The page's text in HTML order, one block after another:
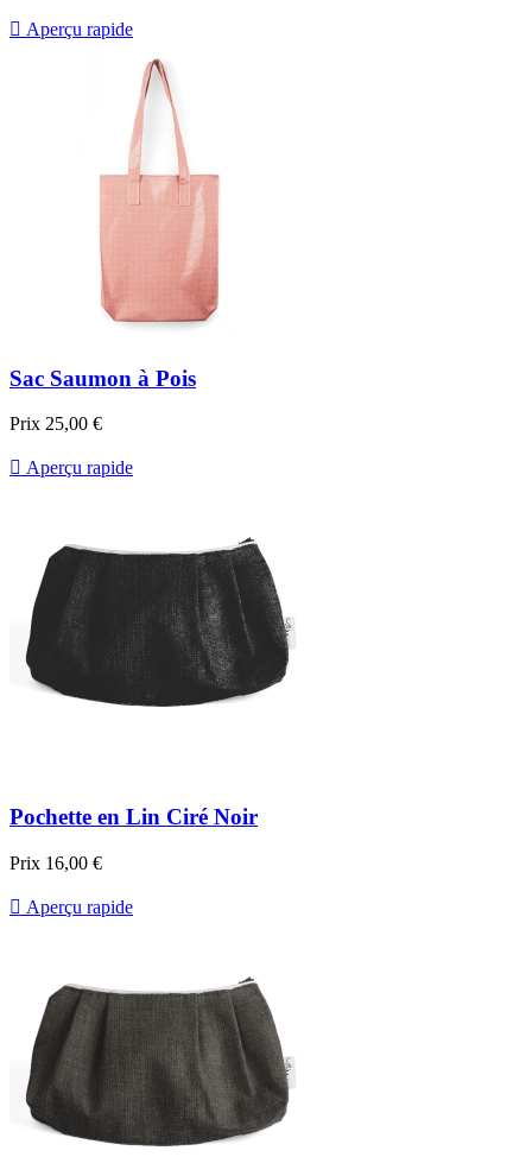
 Aperçu rapide
Sac Saumon à Pois
Prix 25,00 €
 Aperçu rapide
Pochette en Lin Ciré Noir
Prix 16,00 €
 Aperçu rapide